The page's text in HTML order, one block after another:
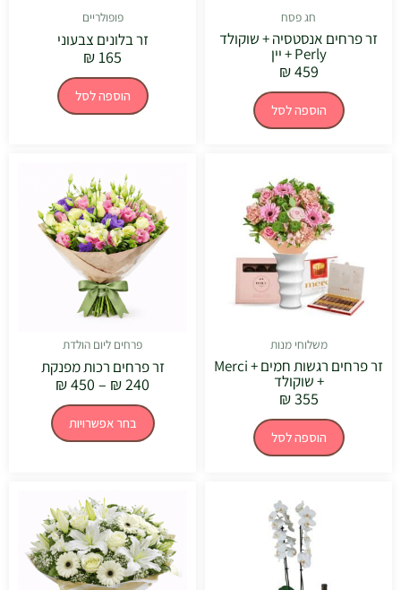
חג פסח
זר פרחים אנסטסיה + שוקולד
Perly + יין
₪459
הוספה לסל
פופולריים
זר בלונים צבעוני
₪165
הוספה לסל
משלוחי מנות
זר פרחים רגשות חמים + Merci
+ שוקולד
₪355
הוספה לסל
פרחים ליום הולדת
זר פרחים רכות מפנקת
₪240
–
₪450
עד
בחר אפשרויות
מספר
סוגים.
ניתן
מחירים:
עד
זה
יש
מספר
סוגים.
ניתן